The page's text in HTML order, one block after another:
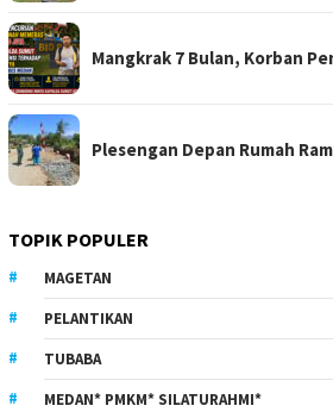
Mangkrak 7 Bulan, Korban
Plesengan Depan Rumah
TOPIK POPULER
MAGETAN
PELANTIKAN
TUBABA
MEDAN* PMKM* SILATURAHMI*